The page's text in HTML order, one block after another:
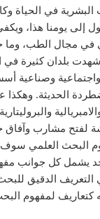
في الحياة
إلى يومنا هذا،
في مجال الطب، وما
بلدان كثيرة في
واجتماعية وصناعية
الحديثة.
لفتح مشارب
البحث العلمي سوف
يشمل كل جوانب
التعريف الدقيق
كتعاريف لمفهوم